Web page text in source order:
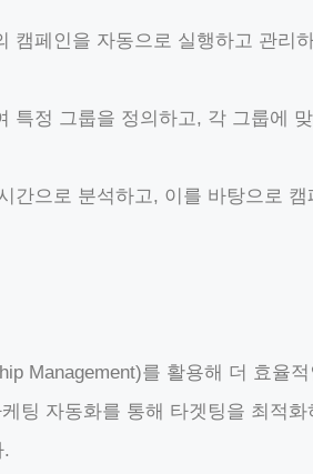
캠페인을 자동으로 실행하고 관리
특정 그룹을 정의하고, 각 그룹에
간으로 분석하고, 이를 바탕으로
Management)를 활용해 더 효율
팅 자동화를 통해 타겟팅을 최적